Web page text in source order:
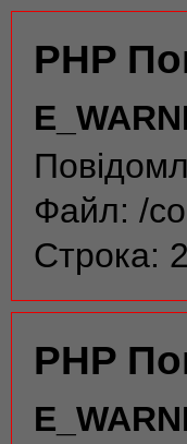
PHP
Файл: /
Строка:
PHP